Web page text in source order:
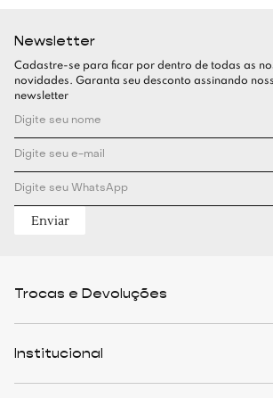
Newsletter
Cadastre-se para ficar por dentro de todas as
novidades. Garanta seu desconto assinando
newsletter
Enviar
Trocas e Devoluções
Formas de Pagamento
Institucional